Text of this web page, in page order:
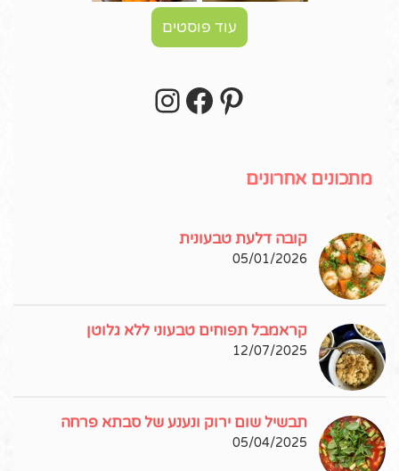
עוד פוסטים
Pinterest
Facebook
מתכונים אחרונים
קובה דלעת טבעונית
05/01/2026
קראמבל תפוחים טבעוני ללא גלוטן
12/07/2025
תבשיל שום ירוק ונענע של סבתא פרחה
05/04/2025